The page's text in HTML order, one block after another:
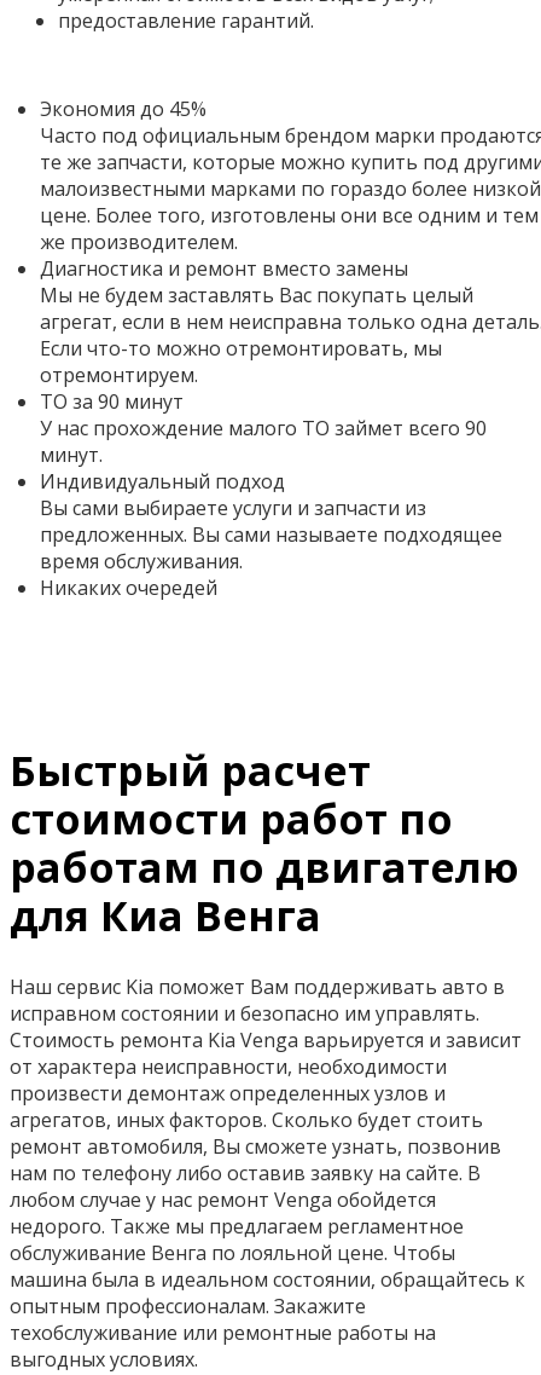
предоставление гарантий.
Экономия до 45%
Часто под официальным брендом марки
те же запчасти, которые можно купить под
малоизвестными марками по гораздо более низкой
цене. Более того, изготовлены они все одним и тем
же производителем.
Диагностика и ремонт вместо замены
Мы не будем заставлять Вас покупать целый
агрегат, если в нем неисправна только одна
Если что-то можно отремонтировать, мы
отремонтируем.
ТО за 90 минут
У нас прохождение малого ТО займет всего 90
минут.
Индивидуальный подход
Вы сами выбираете услуги и запчасти из
предложенных. Вы сами называете подходящее
время обслуживания.
Никаких очередей
Быстрый расчет
стоимости работ по
работам по двигателю
для Киа Венга
Наш сервис Kia поможет Вам поддерживать авто в
исправном состоянии и безопасно им управлять.
Стоимость ремонта Kia Venga варьируется и зависит
от характера неисправности, необходимости
произвести демонтаж определенных узлов и
агрегатов, иных факторов. Сколько будет стоить
ремонт автомобиля, Вы сможете узнать, позвонив
нам по телефону либо оставив заявку на сайте. В
любом случае у нас ремонт Venga обойдется
недорого. Также мы предлагаем регламентное
обслуживание Венга по лояльной цене. Чтобы
машина была в идеальном состоянии, обращайтесь к
опытным профессионалам. Закажите
техобслуживание или ремонтные работы на
выгодных условиях.